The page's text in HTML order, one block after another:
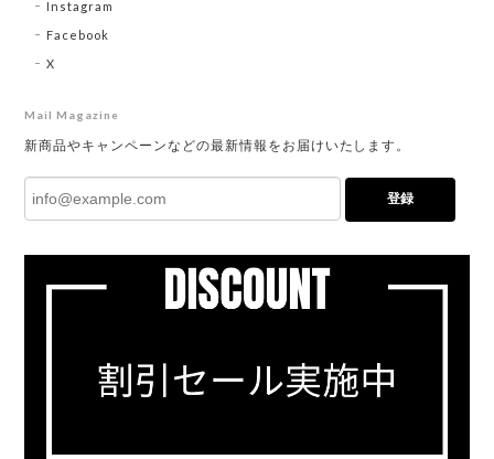
Instagram
Facebook
X
Mail Magazine
新商品やキャンペーンなどの最新情報をお届けいたします。
登録